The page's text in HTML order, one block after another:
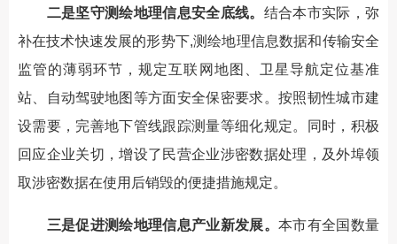
二是坚守测绘地理信息安全底线。 结合本市实际，弥
补在技术快速发展的形势下,测绘地理信息数据和传输安全
监管的薄弱环节，规定互联网地图、卫星导航定位基准
站、自动驾驶地图等方面安全保密要求。按照韧性城市建
设需要，完善地下管线跟踪测量等细化规定。同时，积极
回应企业关切，增设了民营企业涉密数据处理，及外埠领
取涉密数据在使用后销毁的便捷措施规定。
三是促进测绘地理信息产业新发展。 本市有全国数量